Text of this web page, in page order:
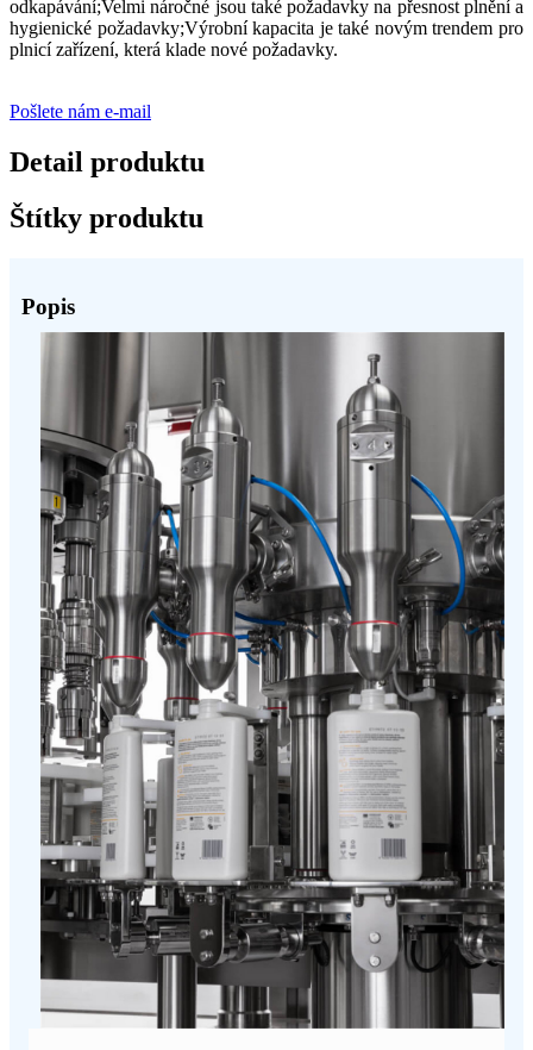
odkapávání;Velmi náročné jsou také požadavky na přesnost plnění a
hygienické požadavky;Výrobní kapacita je také novým trendem pro
plnicí zařízení, která klade nové požadavky.
Pošlete nám e-mail
Detail produktu
Štítky produktu
Popis